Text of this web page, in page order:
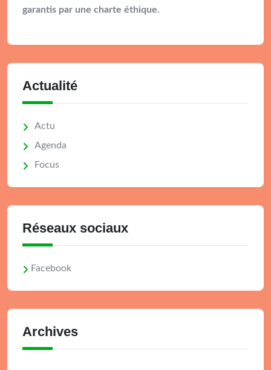
garantis par une charte éthique.
Actualité
Actu
Agenda
Focus
Réseaux sociaux
Facebook
Archives